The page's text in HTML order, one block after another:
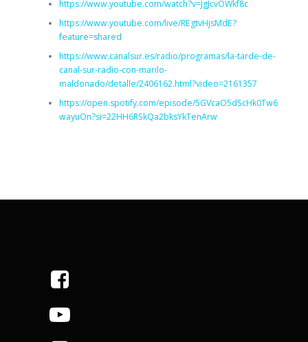
https://www.youtube.com/watch?v=JgJcvOWkf8c
https://www.youtube.com/live/REgtvHjsMdE?
feature=shared
https://www.canalsur.es/radio/programas/la-tarde-de-
canal-sur-radio-con-marilo-
maldonado/detalle/2406162.html?video=2161357
https://open.spotify.com/episode/5GVcaO5dScHk0Tw6
wayuOn?si=22HH6RSkQa2bksYkTenArw